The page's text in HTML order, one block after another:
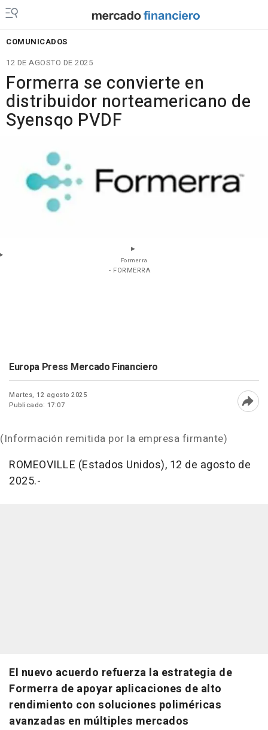
COMUNICADOS
12 DE AGOSTO DE 2025
Formerra se convierte en
distribuidor norteamericano de
Syensqo PVDF
Formerra
- FORMERRA
Europa Press Mercado Financiero
Martes, 12 agosto 2025
Publicado: 17:07
(Información remitida por la empresa firmante)
ROMEOVILLE (Estados Unidos), 12 de agosto de
2025.-
El nuevo acuerdo refuerza la estrategia de
Formerra de apoyar aplicaciones de alto
rendimiento con soluciones poliméricas
avanzadas en múltiples mercados